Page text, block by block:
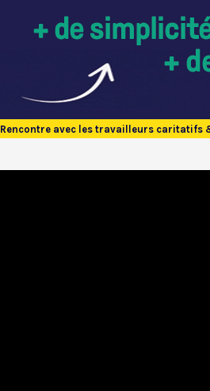
Rencontre avec les travailleurs caritatifs